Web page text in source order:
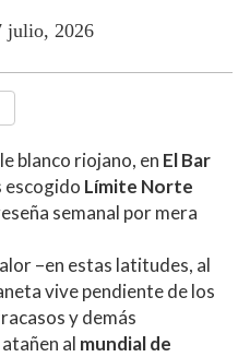
julio, 2026
blanco riojano, en El Bar
escogido Límite Norte
semanal por mera
–en estas latitudes, al
vive pendiente de los
y demás
al mundial de